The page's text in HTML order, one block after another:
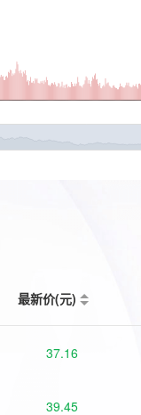
最新价(元)
37.16
39.45